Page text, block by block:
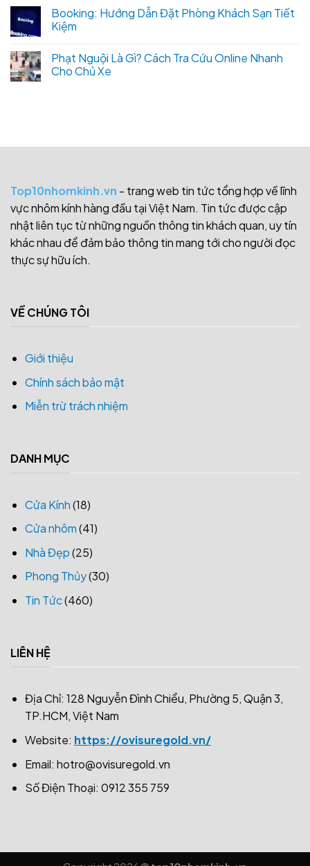
Booking: Hướng Dẫn Đặt Phòng Khách Sạn Tiết
Kiệm
Phạt Nguội Là Gì? Cách Tra Cứu Online Nhanh
Cho Chủ Xe
Top10nhomkinh.vn - trang web tin tức tổng hợp về lĩnh
vực nhôm kính hàng đầu tại Việt Nam. Tin tức được cập
nhật liên tục từ những nguồn thông tin khách quan, uy tín
khác nhau để đảm bảo thông tin mang tới cho người đọc
thực sự hữu ích.
VỀ CHÚNG TÔI
Giới thiệu
Chính sách bảo mật
Miễn trừ trách nhiệm
DANH MỤC
Cửa Kính(18)
Cửa nhôm(41)
Nhà Đẹp(25)
Phong Thủy(30)
Tin Tức(460)
LIÊN HỆ
Địa Chỉ: 128 Nguyễn Đình Chiểu, Phường 5, Quận 3,
TP.HCM, Việt Nam
Website: https://ovisuregold.vn/
Email: hotro@ovisuregold.vn
Số Điện Thoại: 0912 355 759